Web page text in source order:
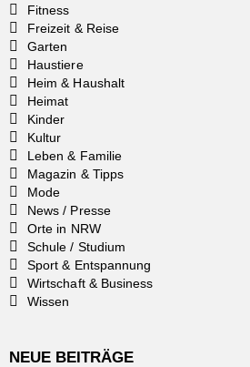
Fitness
Freizeit & Reise
Garten
Haustiere
Heim & Haushalt
Heimat
Kinder
Kultur
Leben & Familie
Magazin & Tipps
Mode
News / Presse
Orte in NRW
Schule / Studium
Sport & Entspannung
Wirtschaft & Business
Wissen
NEUE BEITRÄGE